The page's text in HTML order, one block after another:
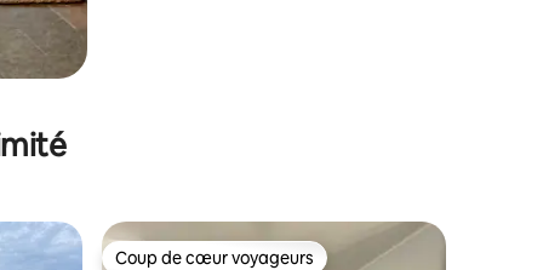
Coup de cœur voyageurs